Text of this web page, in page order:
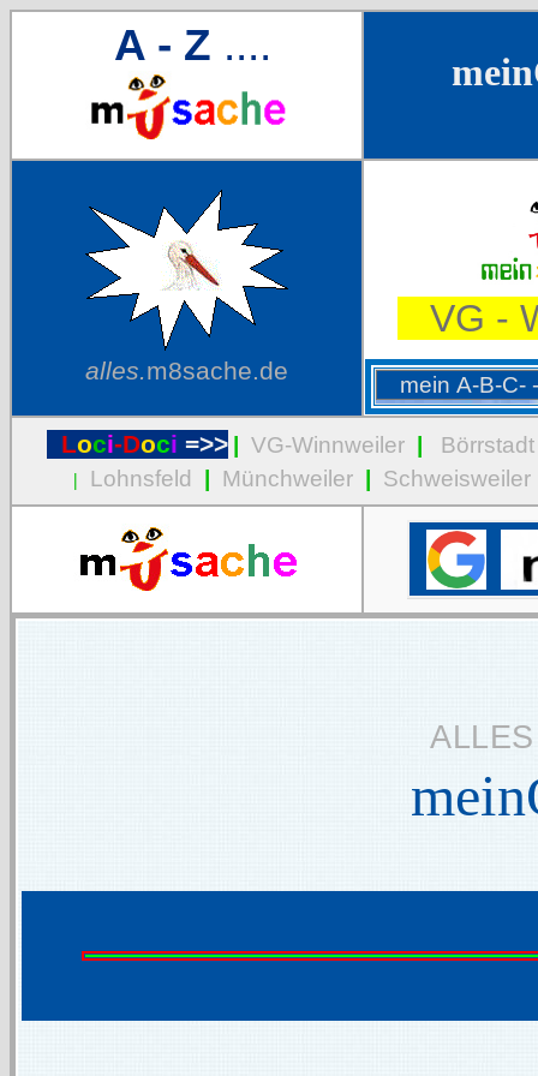
A - Z ....
alles.m8sache.de
VG -
Loci-Doci =>> VG-Winnweiler Börrstadt
| Lohnsfeld Münchweiler Schweisweiler